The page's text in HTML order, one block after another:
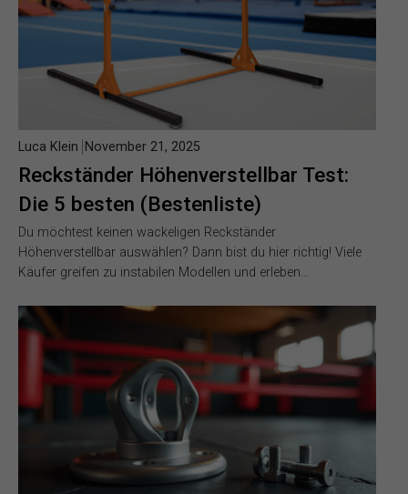
Reckständer Höhenverstellbar Test:
Die 5 besten (Bestenliste)
Luca Klein November 21, 2025
Du möchtest keinen wackeligen Reckständer
Höhenverstellbar auswählen? Dann bist du hier richtig! Viele
Käufer greifen zu instabilen Modellen und erleben…